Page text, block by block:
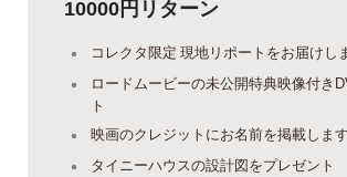
10000円リターン
コレクタ限定 現地リポートをお届けし
ロードムービーの未公開特典映像付き
ト
映画のクレジットにお名前を掲載します
タイニーハウスの設計図をプレゼント